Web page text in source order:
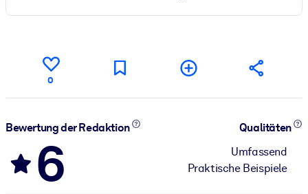
0
Bewertung der Redaktion
6
Qualitäten
Umfassend
Praktische Beispiele